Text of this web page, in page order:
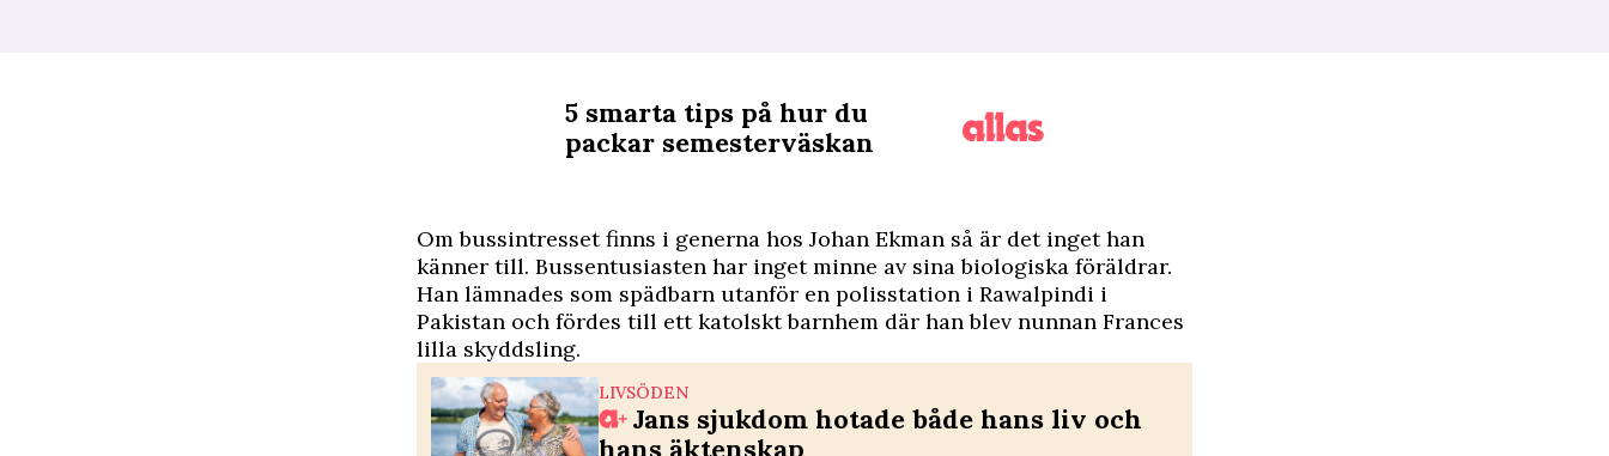
5 smarta tips på hur du
packar semesterväskan
Om bussintresset finns i generna hos Johan Ekman så är det inget han
känner till. Bussentusiasten har inget minne av sina biologiska föräldrar.
Han lämnades som spädbarn utanför en polisstation i Rawalpindi i
Pakistan och fördes till ett katolskt barnhem där han blev nunnan Frances
lilla skyddsling.
LIVSÖDEN
Jans sjukdom hotade både hans liv och
hans äktenskap